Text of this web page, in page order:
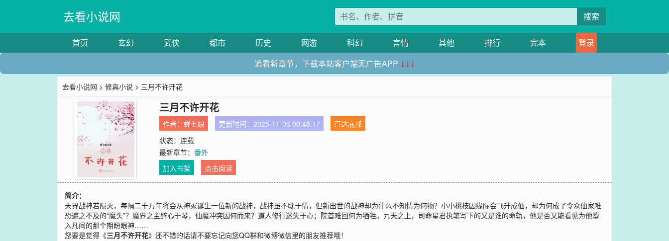
去看小说网 搜索
首页 玄幻 武侠 都市 历史 网游 科幻 言情 其他 排行 完本
登录
追看新章节，下载本站客户端无广告APP ↓↓↓
去看小说网 >修真小说 > 三月不许开花
三月不许开花
作者：蝉七娘 更新时间：2025-11-06 00:48:17
直达底部
状态：连载
最新章节：番外
加入书架
点击阅读
简介：
天界战神若陨灭，每隔二十万年将会从神冢诞生一位新的战神，战神虽不耽于情，但新出世的战神却为什么不知情为何物？小小桃枝因缘际会飞升成仙，却为何成了令众仙家唯
恐避之不及的“魔头”？魔界之主醉心于琴，仙魔冲突因何而来？道人修行迷失于心；院首难回何为牺牲。九天之上，司命星君执笔写下的又是谁的命轨，他是否又能看见为他堕
入凡间的那个期盼眼神……
您要是觉得《三月不许开花》还不错的话请不要忘记向您QQ群和微博微信里的朋友推荐哦！